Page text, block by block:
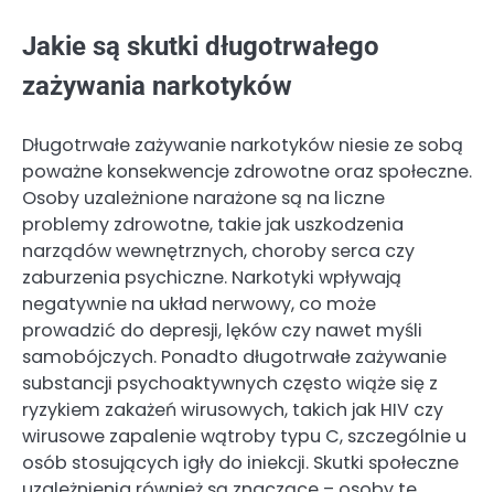
Jakie są skutki długotrwałego
zażywania narkotyków
Długotrwałe zażywanie narkotyków niesie ze sobą
poważne konsekwencje zdrowotne oraz społeczne.
Osoby uzależnione narażone są na liczne
problemy zdrowotne, takie jak uszkodzenia
narządów wewnętrznych, choroby serca czy
zaburzenia psychiczne. Narkotyki wpływają
negatywnie na układ nerwowy, co może
prowadzić do depresji, lęków czy nawet myśli
samobójczych. Ponadto długotrwałe zażywanie
substancji psychoaktywnych często wiąże się z
ryzykiem zakażeń wirusowych, takich jak HIV czy
wirusowe zapalenie wątroby typu C, szczególnie u
osób stosujących igły do iniekcji. Skutki społeczne